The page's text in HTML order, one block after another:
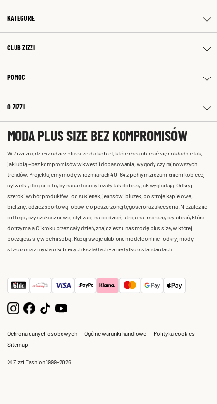
KATEGORIE
CLUB ZIZZI
POMOC
O ZIZZI
MODA PLUS SIZE BEZ KOMPROMISÓW
W Zizzi znajdziesz odzież plus size dla kobiet, które chcą ubierać się dokładnie tak,
jak lubią – bez kompromisów w kwestii dopasowania, wygody czy najnowszych
trendów. Projektujemy modę w rozmiarach 40-64 z pełnym zrozumieniem kobiecej
sylwetki, dbając o to, by nasze fasony leżały tak dobrze, jak wyglądają. Odkryj
szeroki wybór produktów: od sukienek, jeansów i bluzek, po stroje kąpielowe,
bieliznę, odzież sportową, obuwie o poszerzonej tęgości oraz akcesoria. Niezależnie
od tego, czy szukasz nowej stylizacji na co dzień, stroju na imprezę, czy ubrań, które
dotrzymają Ci kroku przez cały dzień, znajdziesz u nas modę plus size, w której
poczujesz się w pełni sobą. Kupuj swoje ulubione modele online i odkryj modę
stworzoną z myślą o kobiecych kształtach – a nie tylko o standardach.
Ochrona danych osobowych Ogólne warunki handlowe
Polityka cookies
Sitemap
© Zizzi Fashion 1999-2026